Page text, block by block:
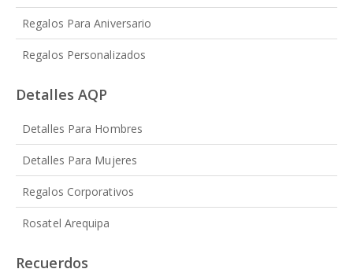
Regalos Para Aniversario
Regalos Personalizados
Detalles AQP
Detalles Para Hombres
Detalles Para Mujeres
Regalos Corporativos
Rosatel Arequipa
Recuerdos